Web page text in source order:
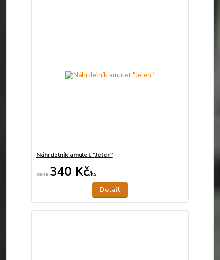
Náhrdelník amulet "Jelen"
340 Kč/ks
Detail